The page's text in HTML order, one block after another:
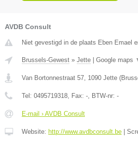
AVDB Consult
Niet gevestigd in de plaats Eben Emael
Brussels-Gewest » Jette | Google maps
Van Bortonnestraat 57 1090 Jette (
Tel: 0495719318 , Fax: - , BTW-nr: -
E-mail › AVDB Consult
Website: http://www.avdbconsult.be |